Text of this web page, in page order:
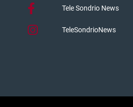
Tele Sondrio News
TeleSondrioNews